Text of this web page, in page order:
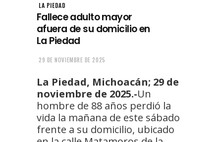
LA PIEDAD
Fallece adulto mayor
afuera de su domicilio en
La Piedad
29 DE NOVIEMBRE DE 2025
La Piedad, Michoacán; 29 de
noviembre de 2025.-Un
hombre de 88 años perdió la
vida la mañana de este sábado
frente a su domicilio, ubicado